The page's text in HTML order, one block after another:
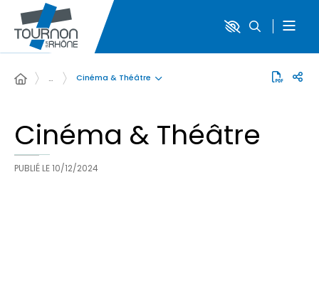
… Cinéma & Théâtre
Cinéma & Théâtre
PUBLIÉ LE10/12/2024